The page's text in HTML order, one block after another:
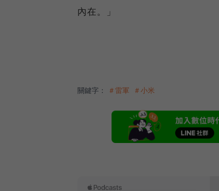
內在。」
關鍵字： ＃雷軍 ＃小米